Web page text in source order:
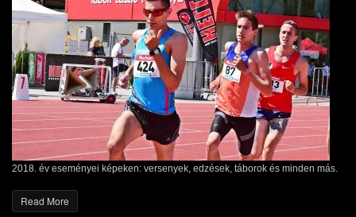
2018. év eseményei képeken: versenyek, edzések, táborok és minden más.
Read More